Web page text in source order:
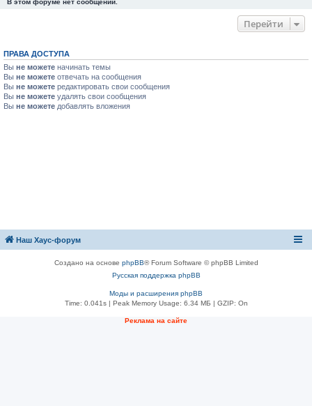
В этом форуме нет сообщений.
Перейти
ПРАВА ДОСТУПА
Вы не можете начинать темы
Вы не можете отвечать на сообщения
Вы не можете редактировать свои сообщения
Вы не можете удалять свои сообщения
Вы не можете добавлять вложения
Наш Хаус-форум
Создано на основе phpBB® Forum Software © phpBB Limited
Русская поддержка phpBB
Моды и расширения phpBB
Time: 0.041s| Peak Memory Usage: 6.34 МБ | GZIP: On
Реклама на сайте